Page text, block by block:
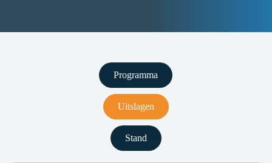
Programma
Uitslagen
Stand